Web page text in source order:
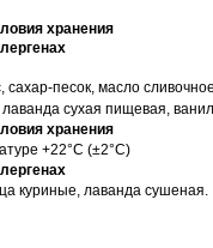
хранения
сахар-песок, масло
сухая пищевая,
хранения
+22°С (±2°С)
куриные, лаванда сушеная.